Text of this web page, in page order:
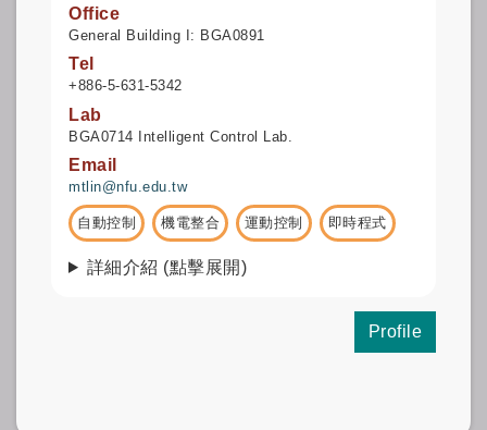
Office
General Building I: BGA0891
Tel
+886-5-631-5342
Lab
BGA0714 Intelligent Control Lab.
Email
mtlin@nfu.edu.tw
自動控制 機電整合 運動控制 即時程式
詳細介紹 (點擊展開)
Profile